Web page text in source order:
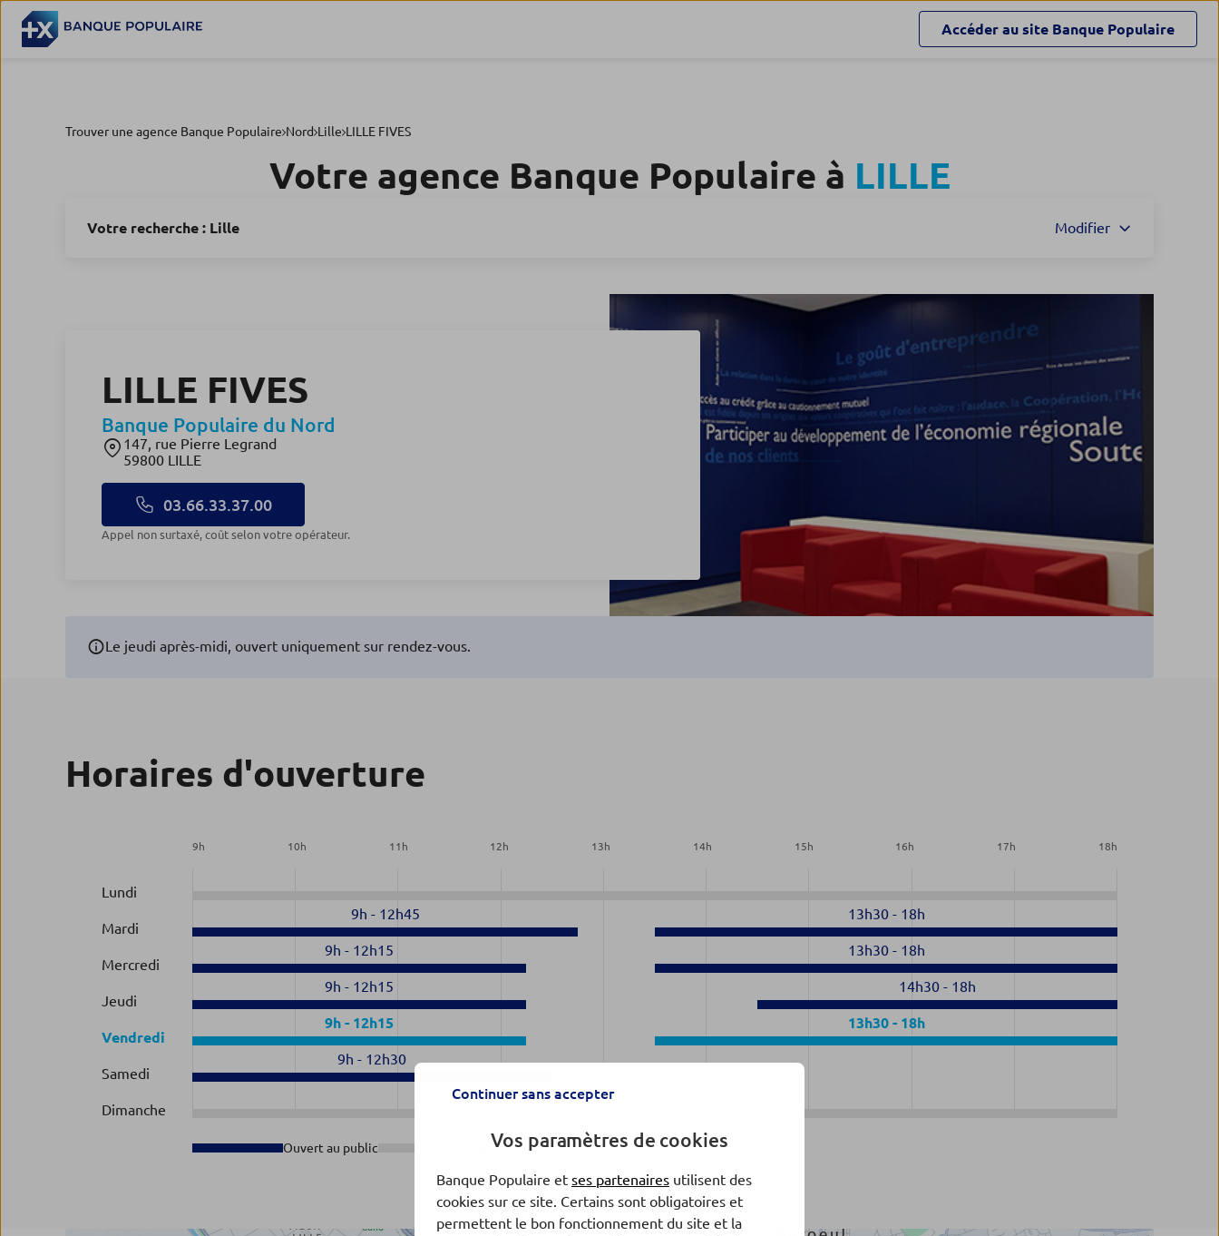
Accéder au site Banque Populaire
Trouver une agence Banque Populaire Nord Lille LILLE FIVES
Votre agence Banque Populaire à LILLE
Votre recherche : Lille Modifier
LILLE FIVES
Banque Populaire du Nord
147, rue Pierre Legrand
59800 LILLE
03.66.33.37.00
Appel non surtaxé, coût selon votre opérateur.
Le jeudi après-midi, ouvert uniquement sur rendez-vous.
Horaires d'ouverture
9h 10h 11 h 12h 13h 14h 15h 16h 17h 18h
Lundi
Mardi
9h - 12h45 13h30- 18h
Mercredi
9h - 12h15 13h30- 18h
Jeudi
9h - 12h15 14h30 - 18h
Vendredi
9h - 12h15 13h30- 18h
Samedi
9h - 12h30
Dimanche
Ouvert au public Fermé
Continuer sans accepter
Vos paramètres de cookies
Banque Populaire et ses partenaires utilisent des
cookies sur ce site. Certains sont obligatoires et
permettent le bon fonctionnement du site et la